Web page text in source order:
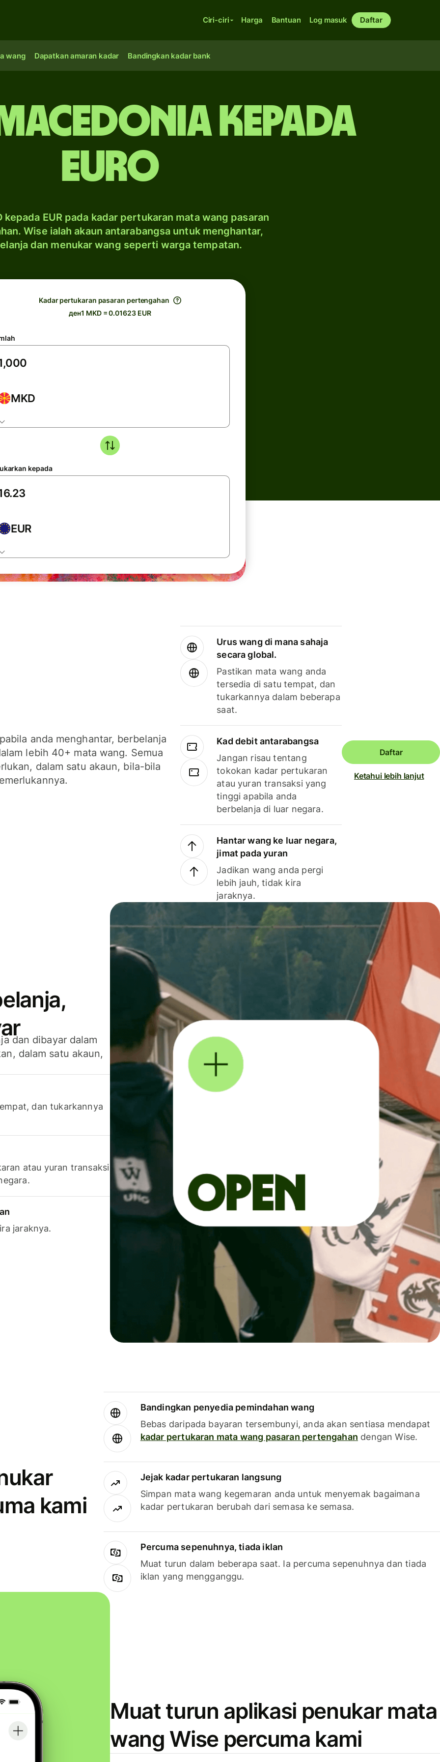
Ciri-ciri Harga Bantuan Log masuk Daftar
wang Dapatkan amaran kadar Bandingkan kadar bank
kepada
Euro
kepada EUR pada kadar pertukaran mata wang pasaran
Wise ialah akaun antarabangsa untuk menghantar,
dan menukar wang seperti warga tempatan.
Kadar pertukaran pasaran pertengahan
ден1 MKD = 0.01623 EUR
MKD
kepada
EUR
anda menghantar, berbelanja
lebih 40+ mata wang. Semua
dalam satu akaun, bila-bila
Urus wang di mana sahaja
secara global.
Pastikan mata wang anda
tersedia di satu tempat, dan
tukarkannya dalam beberapa
saat.
Kad debit antarabangsa
Jangan risau tentang
tokokan kadar pertukaran
atau yuran transaksi yang
tinggi apabila anda
berbelanja di luar negara.
Hantar wang ke luar negara,
jimat pada yuran
Jadikan wang anda pergi
lebih jauh, tidak kira
jaraknya.
Daftar
Ketahui lebih lanjut
dan dibayar dalam
dalam satu akaun,
dan tukarkannya
atau yuran transaksi
jaraknya.
kami
Bandingkan penyedia pemindahan wang
Bebas daripada bayaran tersembunyi, anda akan sentiasa mendapat
kadar pertukaran mata wang pasaran pertengahan dengan Wise.
Jejak kadar pertukaran langsung
Simpan mata wang kegemaran anda untuk menyemak bagaimana
kadar pertukaran berubah dari semasa ke semasa.
Percuma sepenuhnya, tiada iklan
Muat turun dalam beberapa saat. Ia percuma sepenuhnya dan tiada
iklan yang mengganggu.
Muat turun aplikasi penukar mata
wang Wise percuma kami